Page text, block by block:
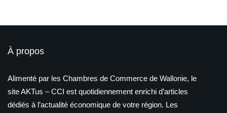
À propos
Alimenté par les Chambres de Commerce de Wallonie, le
site AKTus – CCI est quotidiennement enrichi d’articles
dédiés à l’actualité économique de votre région. Les